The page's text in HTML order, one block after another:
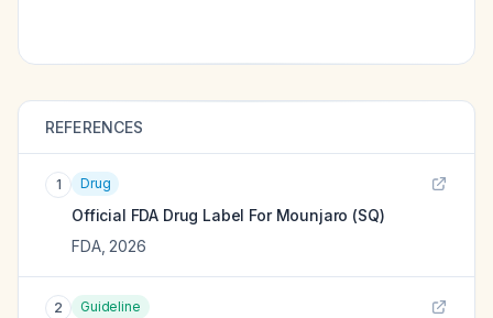
REFERENCES
1 Drug
Official FDA Drug Label For Mounjaro (SQ)
FDA, 2026
2 Guideline